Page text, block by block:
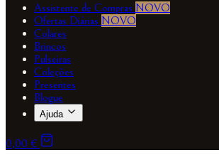
Assistente de Compras NOVO
Ofertas Diárias NOVO
Colares
Brincos
Pulseiras
Coleções
Presentes
Blogue
Ajuda
0,00 €